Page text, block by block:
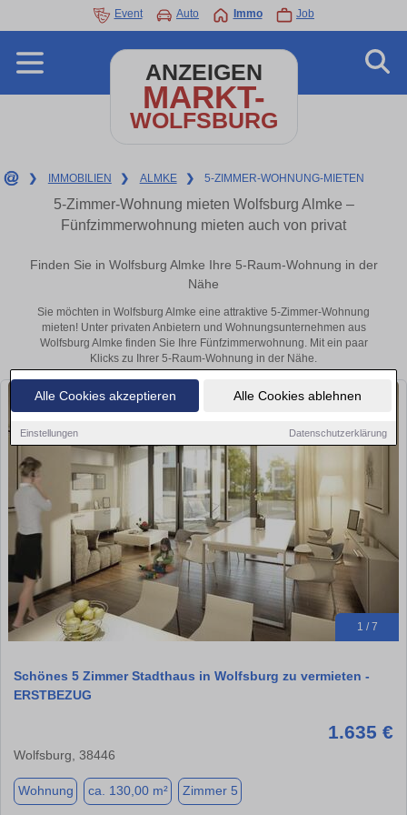
Alle Cookies akzeptieren Alle Cookies ablehnen
Einstellungen Datenschutzerklärung
Event Auto Immo Job
ANZEIGEN
MARKT-
WOLFSBURG
❯ IMMOBILIEN ❯ ALMKE ❯ 5-ZIMMER-WOHNUNG-MIETEN
5-Zimmer-Wohnung mieten Wolfsburg Almke –
Fünfzimmerwohnung mieten auch von privat
Finden Sie in Wolfsburg Almke Ihre 5-Raum-Wohnung in der
Nähe
Sie möchten in Wolfsburg Almke eine attraktive 5-Zimmer-Wohnung
mieten! Unter privaten Anbietern und Wohnungsunternehmen aus
Wolfsburg Almke finden Sie Ihre Fünfzimmerwohnung. Mit ein paar
Klicks zu Ihrer 5-Raum-Wohnung in der Nähe.
1 / 7
Schönes 5 Zimmer Stadthaus in Wolfsburg zu vermieten -
ERSTBEZUG
1.635 €
Wolfsburg, 38446
Wohnung ca. 130,00 m² Zimmer 5